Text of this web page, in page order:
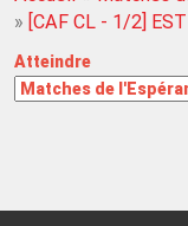
» [CAF CL - 1/2]
Atteindre